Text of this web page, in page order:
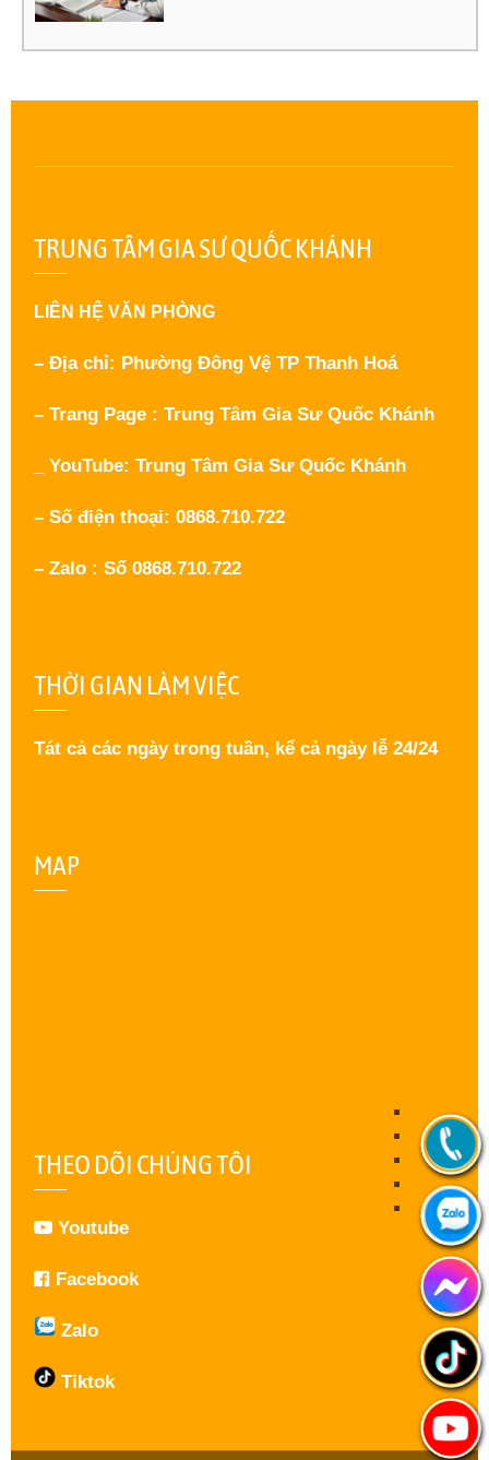
TRUNG TÂM GIA SƯ QUỐC KHÁNH
LIÊN HỆ VĂN PHÒNG
– Địa chỉ: Phường Đông Vệ TP Thanh Hoá
– Trang Page : Trung Tâm Gia Sư Quốc Khánh
_ YouTube: Trung Tâm Gia Sư Quốc Khánh
– Số điện thoại: 0868.710.722
– Zalo : Số 0868.710.722
THỜI GIAN LÀM VIỆC
Tát cả các ngày trong tuần, kể cả ngày lễ 24/24
MAP
THEO DÕI CHÚNG TÔI
Youtube
Facebook
Zalo
Tiktok